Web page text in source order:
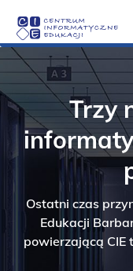
Strona Główna
O nas
Pokaż
submenu
dla
elementu
nas
Aktualności
dla
Rekrutacja
Systemy
Pokaż
dla
Projekty
Pokaż
Trzy
Ostatni czas
Edukacji
powierzającą CIE